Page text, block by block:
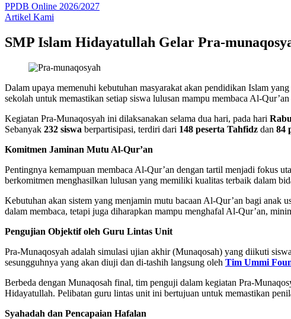
PPDB Online 2026/2027
Artikel Kami
SMP Islam Hidayatullah Gelar Pra-
Dalam upaya memenuhi kebutuhan masyarakat akan pendidikan Islam
sekolah untuk memastikan setiap siswa lulusan mampu membaca Al-
Kegiatan Pra-Munaqosyah ini dilaksanakan selama dua hari, pada hari
Sebanyak 232 siswa berpartisipasi, terdiri dari 148 peserta Tahfidz dan 84
Komitmen Jaminan Mutu Al-Qur’an
Pentingnya kemampuan membaca Al-Qur’an dengan tartil menjadi fokus
berkomitmen menghasilkan lulusan yang memiliki kualitas terbaik dalam
Kebutuhan akan sistem yang menjamin mutu bacaan Al-Qur’an bagi anak
dalam membaca, tetapi juga diharapkan mampu menghafal Al-Qur’an,
Pengujian Objektif oleh Guru Lintas Unit
Pra-Munaqosyah adalah simulasi ujian akhir (Munaqosah) yang diikuti
sesungguhnya yang akan diuji dan di-tashih langsung oleh Tim Ummi
Berbeda dengan Munaqosah final, tim penguji dalam kegiatan Pra-
Hidayatullah. Pelibatan guru lintas unit ini bertujuan untuk memastikan
Syahadah dan Pencapaian Hafalan